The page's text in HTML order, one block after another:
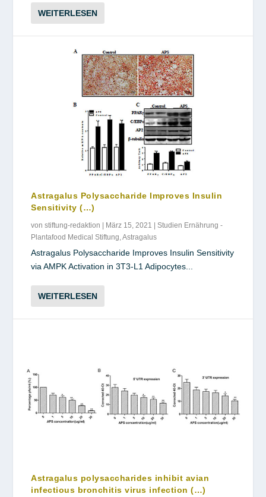
WEITERLESEN
Astragalus Polysaccharide Improves Insulin
Sensitivity (…)
vonstiftung-redaktion | März 15, 2021 |Studien Ernährung -
Plantafood Medical Stiftung ,Astragalus
Astragalus Polysaccharide Improves Insulin Sensitivity
via AMPK Activation in 3T3-L1 Adipocytes...
WEITERLESEN
Astragalus polysaccharides inhibit avian
infectious bronchitis virus infection (…)